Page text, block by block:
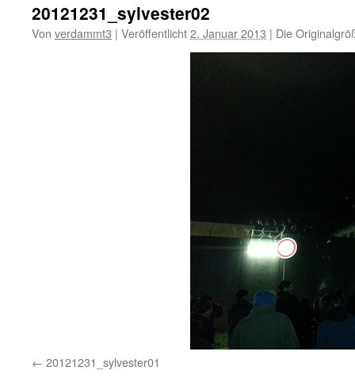
20121231_sylvester02
Von verdammt3 | Veröffentlicht2. Januar 2013 | Die
20121231_sylvester01